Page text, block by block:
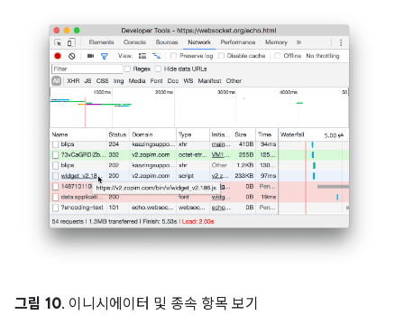
그림 10. 이니시에이터 및 종속 항목 보기